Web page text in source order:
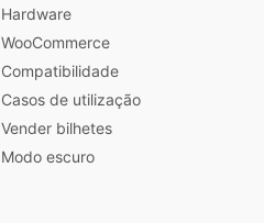
Hardware
WooCommerce
Compatibilidade
Casos de utilização
Vender bilhetes
Modo escuro